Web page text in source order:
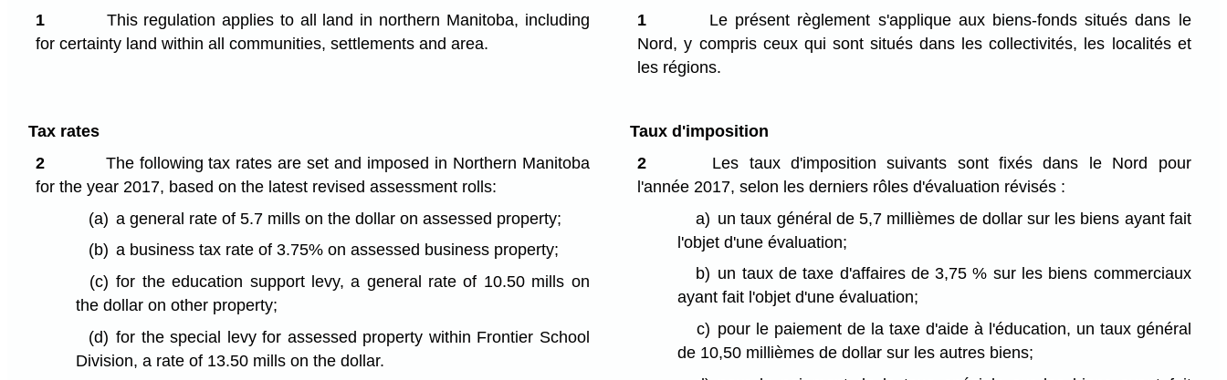
1
This regulation applies to all land in northern Manitoba, including
for certainty land within all communities, settlements and area.
1
Le présent règlement s'applique aux biens-fonds situés dans le
Nord, y compris ceux qui sont situés dans les collectivités, les localités et
les régions.
Tax rates
2
The following tax rates are set and imposed in Northern Manitoba
for the year 2017, based on the latest revised assessment rolls:
(a) a general rate of 5.7 mills on the dollar on assessed property;
(b) a business tax rate of 3.75% on assessed business property;
(c) for the education support levy, a general rate of 10.50 mills on
the dollar on other property;
(d) for the special levy for assessed property within Frontier School
Division, a rate of 13.50 mills on the dollar.
Taux d'imposition
2
Les taux d'imposition suivants sont fixés dans le Nord pour
l'année 2017, selon les derniers rôles d'évaluation révisés :
a) un taux général de 5,7 millièmes de dollar sur les biens ayant fait
l'objet d'une évaluation;
b) un taux de taxe d'affaires de 3,75 % sur les biens commerciaux
ayant fait l'objet d'une évaluation;
c) pour le paiement de la taxe d'aide à l'éducation, un taux général
de 10,50 millièmes de dollar sur les autres biens;